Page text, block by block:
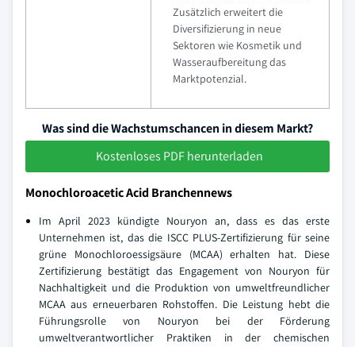
Zusätzlich erweitert die
Diversifizierung in neue
Sektoren wie Kosmetik und
Wasseraufbereitung das
Marktpotenzial.
Was sind die Wachstumschancen in diesem Markt?
Kostenloses PDF herunterladen
Monochloroacetic Acid Branchennews
Im April 2023 kündigte Nouryon an, dass es das erste
Unternehmen ist, das die ISCC PLUS-Zertifizierung für seine
grüne Monochloroessigsäure (MCAA) erhalten hat. Diese
Zertifizierung bestätigt das Engagement von Nouryon für
Nachhaltigkeit und die Produktion von umweltfreundlicher
MCAA aus erneuerbaren Rohstoffen. Die Leistung hebt die
Führungsrolle von Nouryon bei der Förderung
umweltverantwortlicher Praktiken in der chemischen